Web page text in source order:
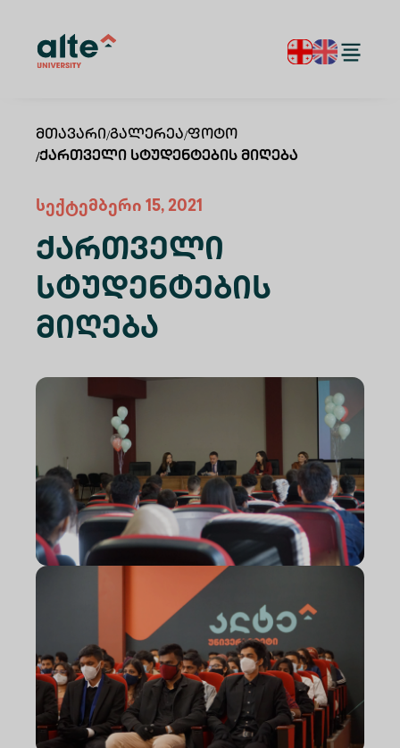
Მთავარი/Გალერეა/Ფოტო
/Ქართველი Სტუდენტების Მიღება
სექტემბერი 15, 2021
Ქართველი
Სტუდენტების
Მიღება